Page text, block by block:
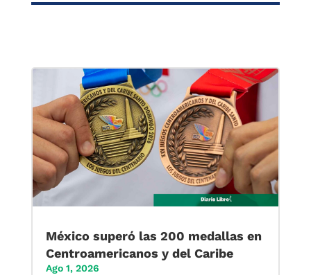
México superó las 200 medallas en
Centroamericanos y del Caribe
Ago 1, 2026